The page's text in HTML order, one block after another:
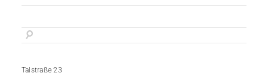
Talstraße 23